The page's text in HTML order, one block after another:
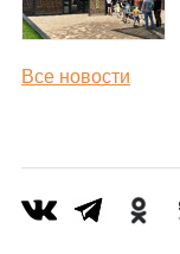
Все новости